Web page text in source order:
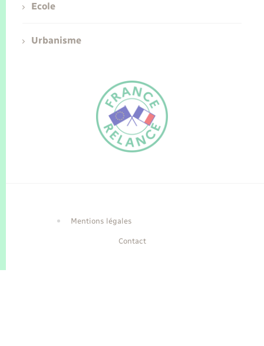
Ecole
Urbanisme
Mentions légales
Contact